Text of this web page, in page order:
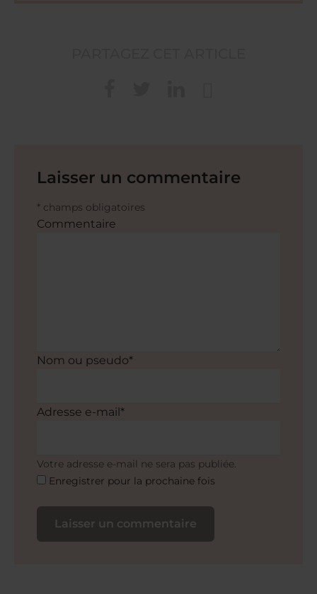
Laisser un commentaire
* champs obligatoires
Commentaire
Nom ou pseudo*
Adresse e-mail*
Votre adresse e-mail ne sera pas publiée.
Enregistrer pour la prochaine fois